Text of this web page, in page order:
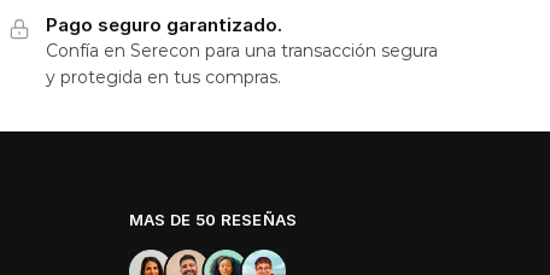
Pago seguro garantizado.
Confía en Serecon para una transacción segura
y protegida en tus compras.
MAS DE 50 RESEÑAS